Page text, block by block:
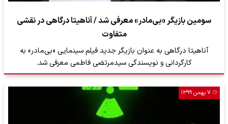
سومین بازیگر «بی‌مادر» معرفی شد / آناهیتا درگاهی در نقشی
متفاوت
آناهیتا درگاهی به عنوان بازیگر جدید فیلم سینمایی «بی‌مادر» به
کارگردانی و نویسندگی سیدمرتضی فاطمی معرفی شد.
۷ بهمن ۱۳۹۹